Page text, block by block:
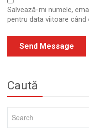
Salvează-mi numele,
pentru data viitoare
Caută